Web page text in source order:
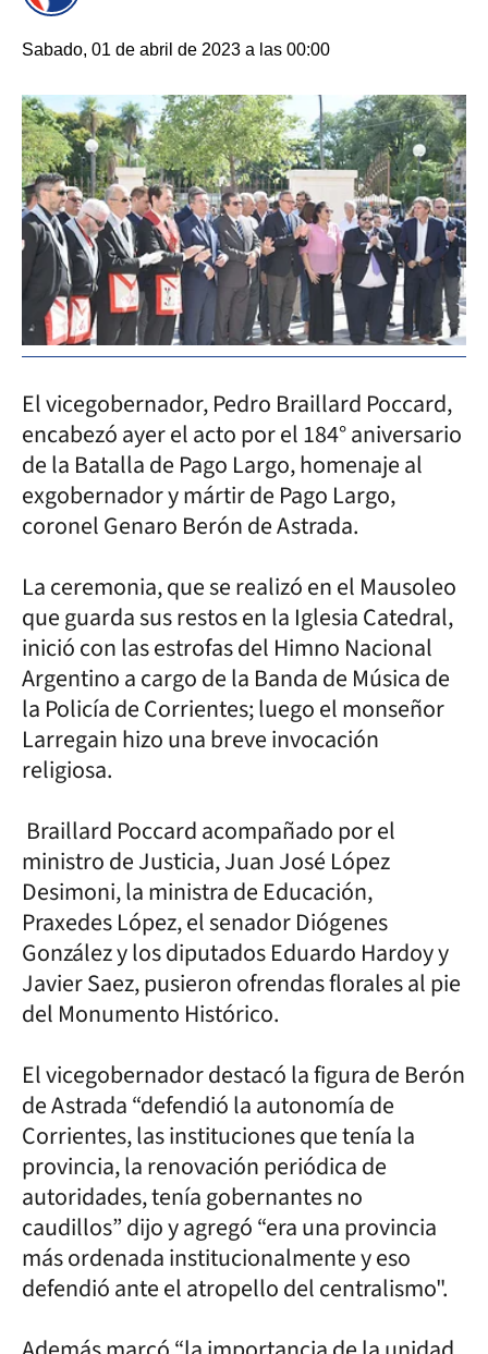
Sabado, 01 de abril de 2023 a las 00:00
El vicegobernador, Pedro Braillard Poccard,
encabezó ayer el acto por el 184° aniversario
de la Batalla de Pago Largo, homenaje al
exgobernador y mártir de Pago Largo,
coronel Genaro Berón de Astrada.
La ceremonia, que se realizó en el Mausoleo
que guarda sus restos en la Iglesia Catedral,
inició con las estrofas del Himno Nacional
Argentino a cargo de la Banda de Música de
la Policía de Corrientes; luego el monseñor
Larregain hizo una breve invocación
religiosa.
Braillard Poccard acompañado por el
ministro de Justicia, Juan José López
Desimoni, la ministra de Educación,
Praxedes López, el senador Diógenes
González y los diputados Eduardo Hardoy y
Javier Saez, pusieron ofrendas florales al pie
del Monumento Histórico.
El vicegobernador destacó la figura de Berón
de Astrada “defendió la autonomía de
Corrientes, las instituciones que tenía la
provincia, la renovación periódica de
autoridades, tenía gobernantes no
caudillos” dijo y agregó “era una provincia
más ordenada institucionalmente y eso
defendió ante el atropello del centralismo".